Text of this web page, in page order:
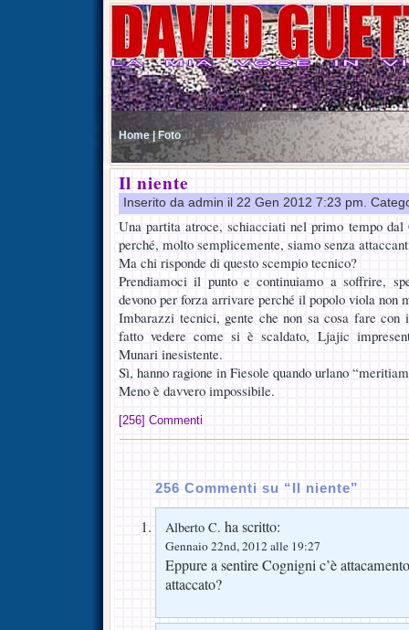
Home | Foto
Il niente
Inserito da admin il 22 Gen 2012 7:23 pm.
Una partita atroce, schiacciati nel primo tempo
perché, molto semplicemente, siamo senza
Ma chi risponde di questo scempio tecnico?
Prendiamoci il punto e continuiamo a soffrire,
devono per forza arrivare perché il popolo viola non
Imbarazzi tecnici, gente che non sa cosa fare
fatto vedere come si è scaldato, Ljajic
Munari inesistente.
Sì, hanno ragione in Fiesole quando urlano
Meno è davvero impossibile.
[256] Commenti
256 Commenti su “Il niente”
Alberto C. ha scritto:
Gennaio 22nd, 2012 alle 19:27
Eppure a sentire Cognigni c’è
attaccato?